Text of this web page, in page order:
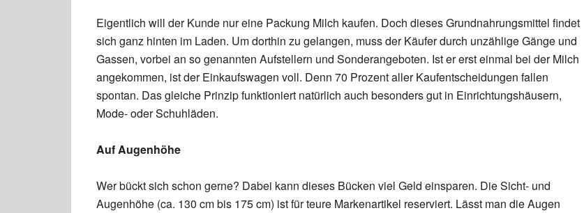
Eigentlich will der Kunde nur eine Packung Milch kaufen. Doch dieses Grundnahrungsmittel findet
sich ganz hinten im Laden. Um dorthin zu gelangen, muss der Käufer durch unzählige Gänge und
Gassen, vorbei an so genannten Aufstellern und Sonderangeboten. Ist er erst einmal bei der Milch
angekommen, ist der Einkaufswagen voll. Denn 70 Prozent aller Kaufentscheidungen fallen
spontan. Das gleiche Prinzip funktioniert natürlich auch besonders gut in Einrichtungshäusern,
Mode- oder Schuhläden.
Auf Augenhöhe
Wer bückt sich schon gerne? Dabei kann dieses Bücken viel Geld einsparen. Die Sicht- und
Augenhöhe (ca. 130 cm bis 175 cm) ist für teure Markenartikel reserviert. Lässt man die Augen